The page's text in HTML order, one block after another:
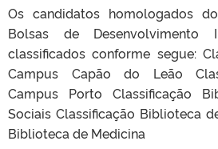
Os candidatos homologados
Bolsas de Desenvolvimento
classificados conforme segue:
Campus Capão do Leão
Campus Porto Classificação
Sociais Classificação Biblioteca
Biblioteca de Medicina